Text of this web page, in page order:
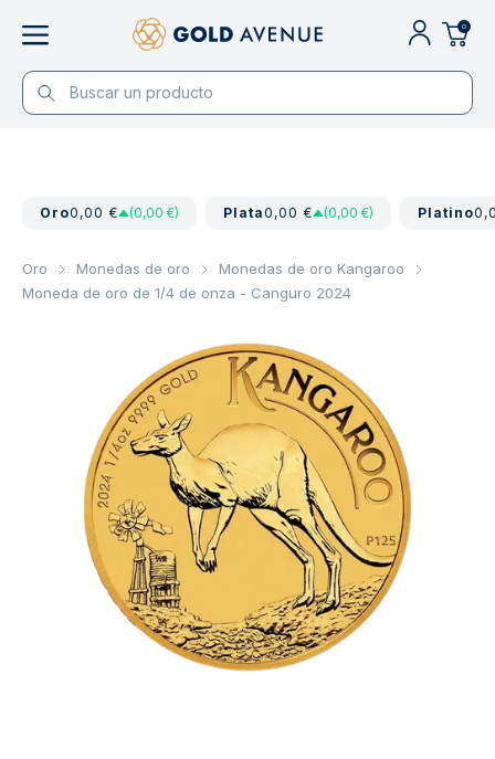
0
Oro0,00 € (0,00 €) Plata0,00 € (0,00 €) Platino
Oro Monedas de oro
Monedas de oro Kangaroo
Moneda de oro de 1/4 de onza - Canguro 2024